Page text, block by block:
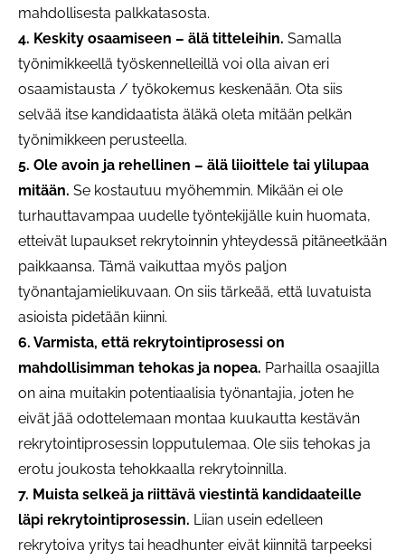
mahdollisesta palkkatasosta.
4. Keskity osaamiseen – älä titteleihin. Samalla
työnimikkeellä työskennelleillä voi olla aivan eri
osaamistausta / työkokemus keskenään. Ota siis
selvää itse kandidaatista äläkä oleta mitään pelkän
työnimikkeen perusteella.
5. Ole avoin ja rehellinen – älä liioittele tai ylilupaa
mitään. Se kostautuu myöhemmin. Mikään ei ole
turhauttavampaa uudelle työntekijälle kuin huomata,
etteivät lupaukset rekrytoinnin yhteydessä pitäneetkään
paikkaansa. Tämä vaikuttaa myös paljon
työnantajamielikuvaan. On siis tärkeää, että luvatuista
asioista pidetään kiinni.
6. Varmista, että rekrytointiprosessi on
mahdollisimman tehokas ja nopea. Parhailla osaajilla
on aina muitakin potentiaalisia työnantajia, joten he
eivät jää odottelemaan montaa kuukautta kestävän
rekrytointiprosessin lopputulemaa. Ole siis tehokas ja
erotu joukosta tehokkaalla rekrytoinnilla.
7. Muista selkeä ja riittävä viestintä kandidaateille
läpi rekrytointiprosessin. Liian usein edelleen
rekrytoiva yritys tai headhunter eivät kiinnitä tarpeeksi